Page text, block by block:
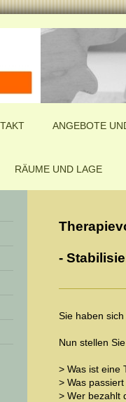
ANGEBOTE
RÄUME UND LAGE
-
Sie haben
Nun stellen
> Was ist eine
> Was
> Wer bezahlt